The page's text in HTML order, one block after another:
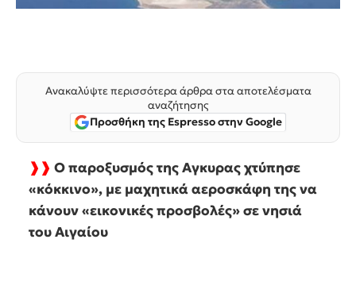
Ανακαλύψτε περισσότερα άρθρα στα αποτελέσματα
αναζήτησης
Προσθήκη της Espresso στην Google
❱❱ Ο παροξυσμός της Αγκυρας χτύπησε
«κόκκινο», με μαχητικά αεροσκάφη της να
κάνουν «εικονικές προσβολές» σε νησιά
του Αιγαίου